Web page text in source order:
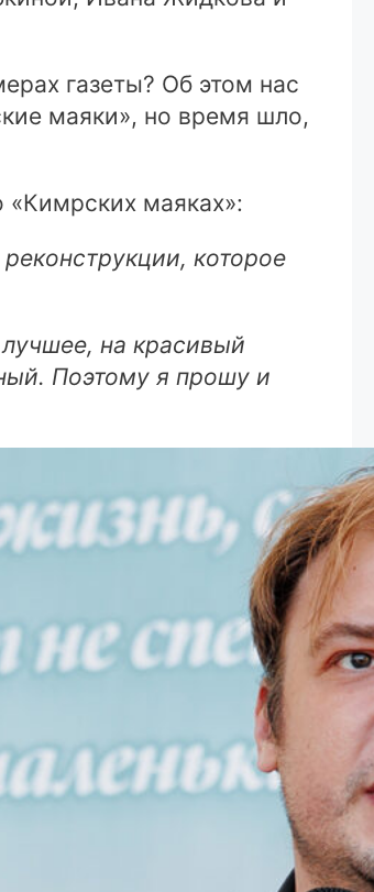
газеты? Об этом нас
маяки», но время шло,
«Кимрских маяках»:
которое
на красивый
Поэтому я прошу и